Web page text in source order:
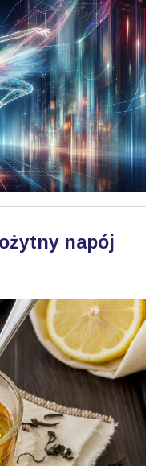
napój